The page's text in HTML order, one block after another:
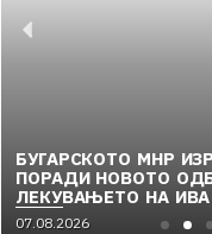
БУГАРСКОТО МНР
ПОРАДИ НОВОТО
ЛЕКУВАЊЕТО НА
07.08.2026